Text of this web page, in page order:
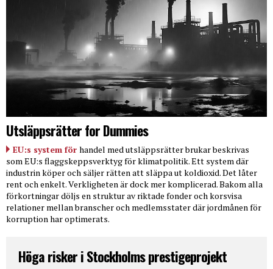
Utsläppsrätter for Dummies
EU:s system för handel med utsläppsrätter brukar beskrivas
som EU:s flaggskeppsverktyg för klimatpolitik. Ett system där
industrin köper och säljer rätten att släppa ut koldioxid. Det låter
rent och enkelt. Verkligheten är dock mer komplicerad. Bakom alla
förkortningar döljs en struktur av riktade fonder och korsvisa
relationer mellan branscher och medlemsstater där jordmånen för
korruption har optimerats.
Höga risker i Stockholms prestigeprojekt